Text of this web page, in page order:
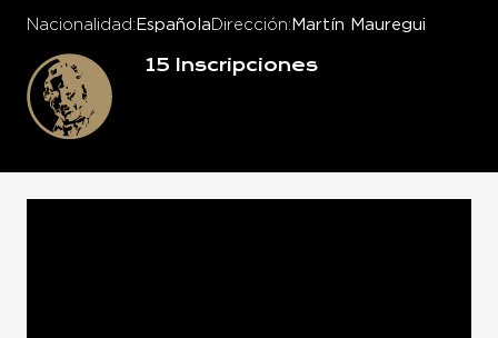
Nacionalidad Española Dirección Martín Mauregui
15 Inscripciones